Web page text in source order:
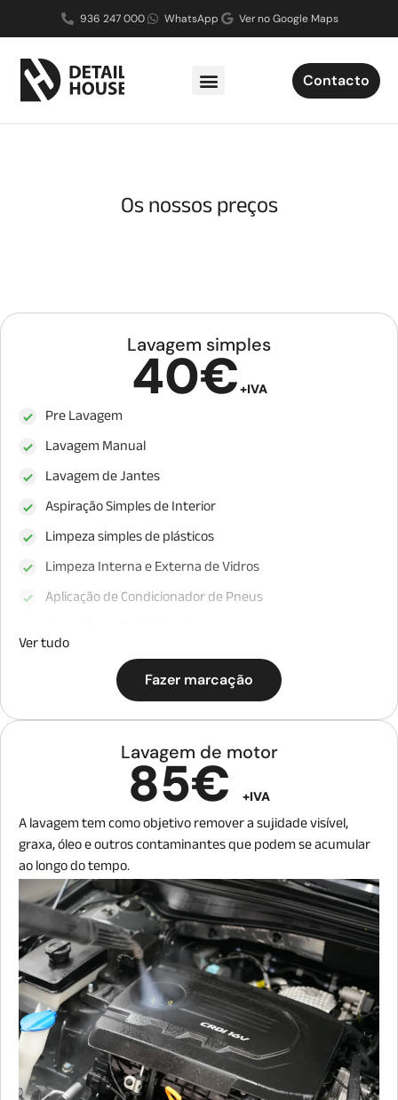
936 247 000 WhatsApp Ver no Google Maps
Contacto
Os nossos preços
Lavagem simples
40€+IVA
Pre Lavagem
Lavagem Manual
Lavagem de Jantes
Aspiração Simples de Interior
Limpeza simples de plásticos
Limpeza Interna e Externa de Vidros
Aplicação de Condicionador de Pneus
Ver tudo
Fazer marcação
Lavagem de motor
85€ +IVA
A lavagem tem como objetivo remover a sujidade visível,
graxa, óleo e outros contaminantes que podem se acumular
ao longo do tempo.